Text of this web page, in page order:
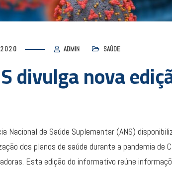
ADMIN SAÚDE
divulga nova
Nacional de Saúde Suplementar (ANS)
dos planos de saúde durante a pandemia
Esta edição do informativo reúne